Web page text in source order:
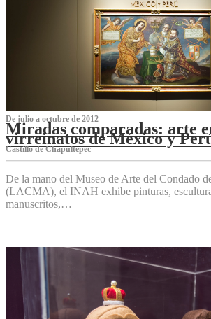
De julio a octubre de 2012
Miradas comparadas: arte
virreinatos de México y
Castillo de Chapultepec
De la mano del Museo de Arte del Condado
(LACMA), el INAH exhibe pinturas,
manuscritos,…